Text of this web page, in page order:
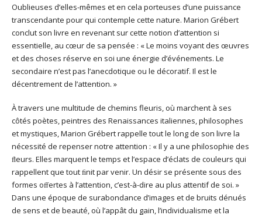
Oublieuses d’elles-mêmes et en cela porteuses d’une puissance
transcendante pour qui contemple cette nature. Marion Grébert
conclut son livre en revenant sur cette notion d’attention si
essentielle, au cœur de sa pensée : « Le moins voyant des œuvres
et des choses réserve en soi une énergie d’événements. Le
secondaire n’est pas l’anecdotique ou le décoratif. Il est le
décentrement de l’attention. »
À travers une multitude de chemins fleuris, où marchent à ses
côtés poètes, peintres des Renaissances italiennes, philosophes
et mystiques, Marion Grébert rappelle tout le long de son livre la
nécessité de repenser notre attention : « Il y a une philosophie des
ﬂeurs. Elles marquent le temps et l’espace d’éclats de couleurs qui
rappellent que tout ﬁnit par venir. Un désir se présente sous des
formes oﬀertes à l’attention, c’est-à-dire au plus attentif de soi. »
Dans une époque de surabondance d’images et de bruits dénués
de sens et de beauté, où l’appât du gain, l’individualisme et la